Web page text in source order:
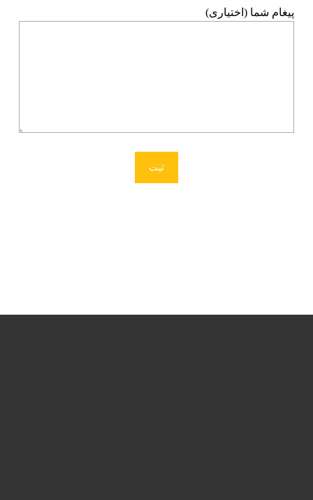
پیغام شما (اختیاری)